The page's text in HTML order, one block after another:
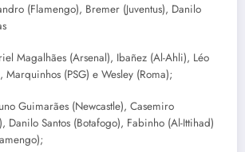
(Flamengo), Bremer (Juventus), Danilo
Magalhães (Arsenal), Ibañez (Al-Ahli), Léo
Marquinhos (PSG) e Wesley (Roma);
Guimarães (Newcastle), Casemiro
Danilo Santos (Botafogo), Fabinho (Al-Ittihad)